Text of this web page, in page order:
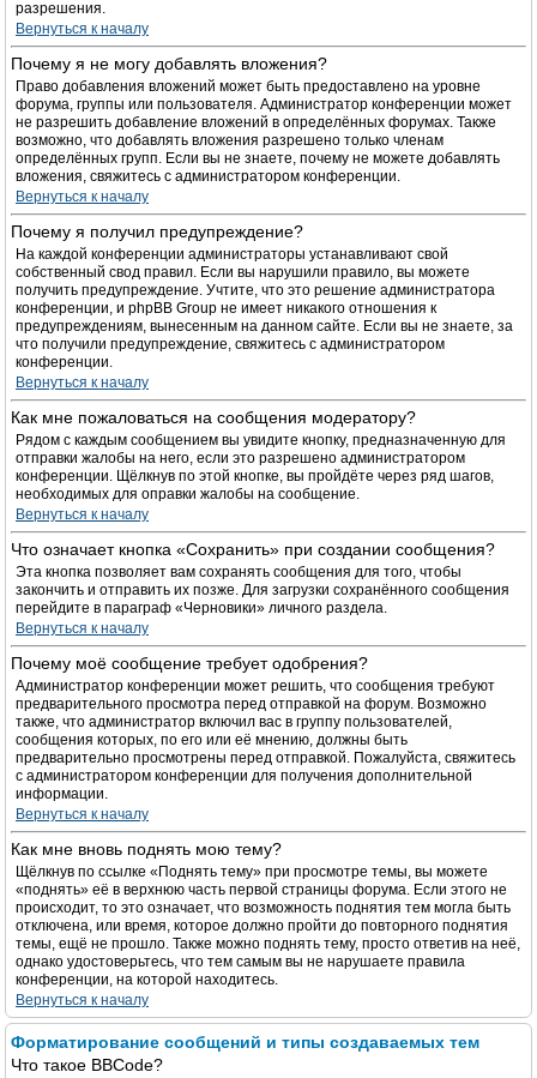
разрешения.
Вернуться к началу
Почему я не могу добавлять вложения?
Право добавления вложений может быть предоставлено на уровне
форума, группы или пользователя. Администратор конференции может
не разрешить добавление вложений в определённых форумах. Также
возможно, что добавлять вложения разрешено только членам
определённых групп. Если вы не знаете, почему не можете добавлять
вложения, свяжитесь с администратором конференции.
Вернуться к началу
Почему я получил предупреждение?
На каждой конференции администраторы устанавливают свой
собственный свод правил. Если вы нарушили правило, вы можете
получить предупреждение. Учтите, что это решение администратора
конференции, и phpBB Group не имеет никакого отношения к
предупреждениям, вынесенным на данном сайте. Если вы не знаете, за
что получили предупреждение, свяжитесь с администратором
конференции.
Вернуться к началу
Как мне пожаловаться на сообщения модератору?
Рядом с каждым сообщением вы увидите кнопку, предназначенную для
отправки жалобы на него, если это разрешено администратором
конференции. Щёлкнув по этой кнопке, вы пройдёте через ряд шагов,
необходимых для оправки жалобы на сообщение.
Вернуться к началу
Что означает кнопка «Сохранить» при создании сообщения?
Эта кнопка позволяет вам сохранять сообщения для того, чтобы
закончить и отправить их позже. Для загрузки сохранённого сообщения
перейдите в параграф «Черновики» личного раздела.
Вернуться к началу
Почему моё сообщение требует одобрения?
Администратор конференции может решить, что сообщения требуют
предварительного просмотра перед отправкой на форум. Возможно
также, что администратор включил вас в группу пользователей,
сообщения которых, по его или её мнению, должны быть
предварительно просмотрены перед отправкой. Пожалуйста, свяжитесь
с администратором конференции для получения дополнительной
информации.
Вернуться к началу
Как мне вновь поднять мою тему?
Щёлкнув по ссылке «Поднять тему» при просмотре темы, вы можете
«поднять» её в верхнюю часть первой страницы форума. Если этого не
происходит, то это означает, что возможность поднятия тем могла быть
отключена, или время, которое должно пройти до повторного поднятия
темы, ещё не прошло. Также можно поднять тему, просто ответив на неё,
однако удостоверьтесь, что тем самым вы не нарушаете правила
конференции, на которой находитесь.
Вернуться к началу
Форматирование сообщений и типы создаваемых тем
Что такое BBCode?